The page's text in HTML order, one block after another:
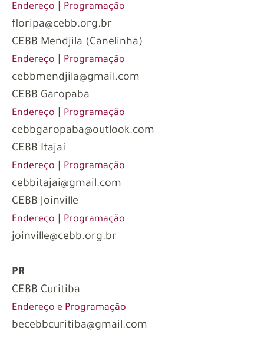
Endereço Programação
floripa@cebb.org.br
CEBB Mendjila (Canelinha)
Endereço Programação
cebbmendjila@gmail.com
CEBB Garopaba
Endereço Programação
cebbgaropaba@outlook.com
CEBB Itajaí
Endereço Programação
cebbitajai@gmail.com
CEBB Joinville
Endereço Programação
joinville@cebb.org.br
PR
CEBB Curitiba
Endereço e Programação
becebbcuritiba@gmail.com